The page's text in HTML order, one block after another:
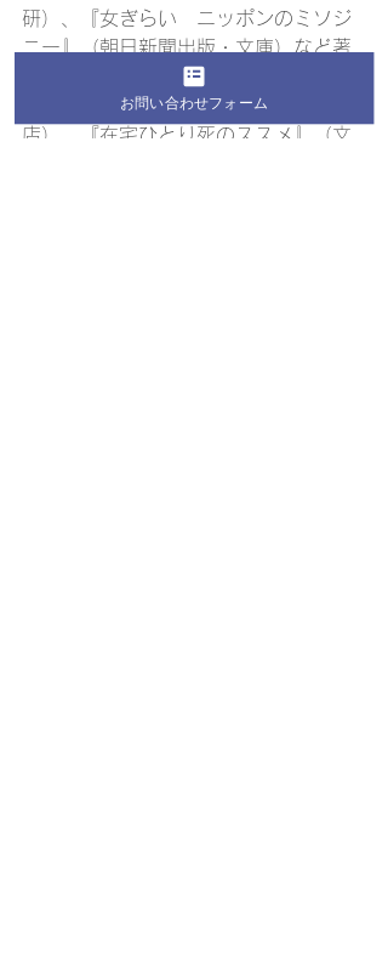
研）、『女ぎらい　ニッポンのミソジ
ニー』（朝日新聞出版・文庫）など著
書多数。最新刊に『女の子はどう生き
るか　教えて！上野先生』（岩波書
店）、『在宅ひとり死のススメ』（文
お問い合わせフォーム